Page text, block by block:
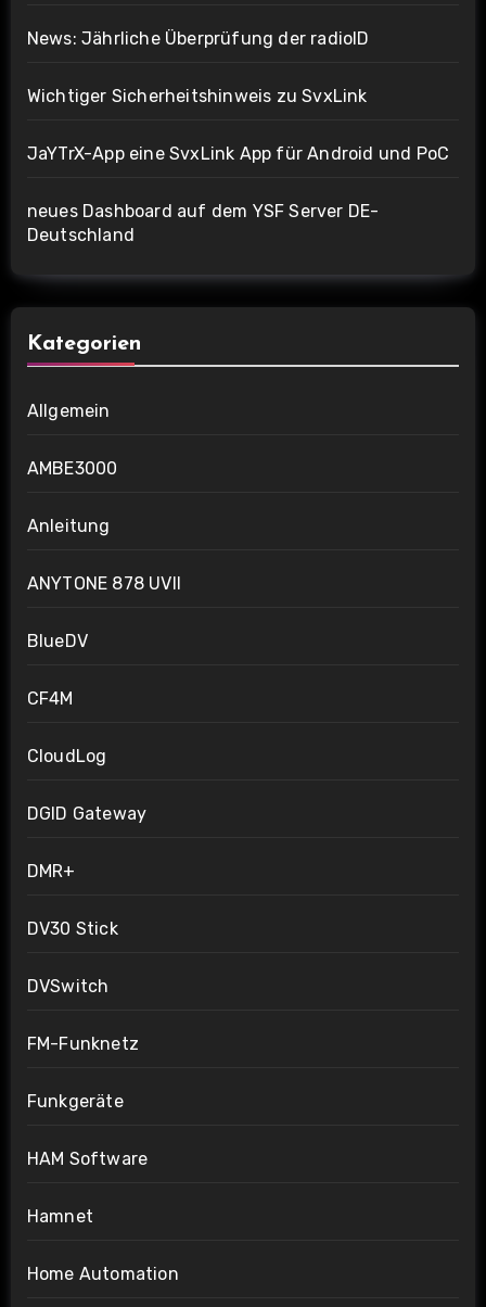
News: Jährliche Überprüfung der radioID
Wichtiger Sicherheitshinweis zu SvxLink
JaYTrX-App eine SvxLink App für Android und PoC
neues Dashboard auf dem YSF Server DE-
Deutschland
Kategorien
Allgemein
AMBE3000
Anleitung
ANYTONE 878 UVII
BlueDV
CF4M
CloudLog
DGID Gateway
DMR+
DV30 Stick
DVSwitch
FM-Funknetz
Funkgeräte
HAM Software
Hamnet
Home Automation